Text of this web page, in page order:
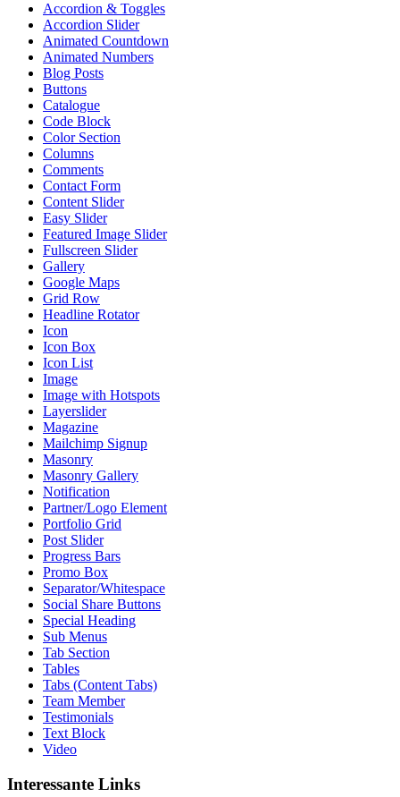
Accordion & Toggles
Accordion Slider
Animated Countdown
Animated Numbers
Blog Posts
Buttons
Catalogue
Code Block
Color Section
Columns
Comments
Contact Form
Content Slider
Easy Slider
Featured Image Slider
Fullscreen Slider
Gallery
Google Maps
Grid Row
Headline Rotator
Icon
Icon Box
Icon List
Image
Image with Hotspots
Layerslider
Magazine
Mailchimp Signup
Masonry
Masonry Gallery
Notification
Partner/Logo Element
Portfolio Grid
Post Slider
Progress Bars
Promo Box
Separator/Whitespace
Social Share Buttons
Special Heading
Sub Menus
Tab Section
Tables
Tabs (Content Tabs)
Team Member
Testimonials
Text Block
Video
Interessante Links